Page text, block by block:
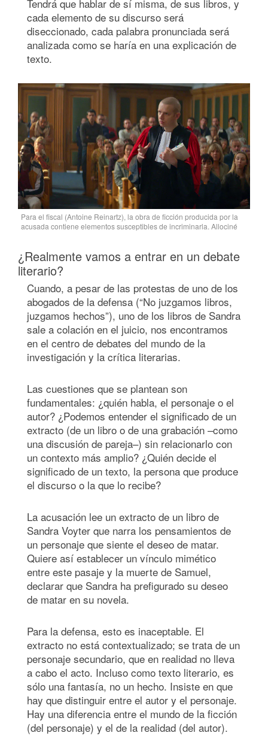
Tendrá que hablar de sí misma, de sus libros, y
cada elemento de su discurso será
diseccionado, cada palabra pronunciada será
analizada como se haría en una explicación de
texto.
Para el fiscal (Antoine Reinartz), la obra de ficción producida por la
acusada contiene elementos susceptibles de incriminarla. Allociné
¿Realmente vamos a entrar en un debate
literario?
Cuando, a pesar de las protestas de uno de los
abogados de la defensa (“No juzgamos libros,
juzgamos hechos”), uno de los libros de Sandra
sale a colación en el juicio, nos encontramos
en el centro de debates del mundo de la
investigación y la crítica literarias.
Las cuestiones que se plantean son
fundamentales: ¿quién habla, el personaje o el
autor? ¿Podemos entender el significado de un
extracto (de un libro o de una grabación –como
una discusión de pareja–) sin relacionarlo con
un contexto más amplio? ¿Quién decide el
significado de un texto, la persona que produce
el discurso o la que lo recibe?
La acusación lee un extracto de un libro de
Sandra Voyter que narra los pensamientos de
un personaje que siente el deseo de matar.
Quiere así establecer un vínculo mimético
entre este pasaje y la muerte de Samuel,
declarar que Sandra ha prefigurado su deseo
de matar en su novela.
Para la defensa, esto es inaceptable. El
extracto no está contextualizado; se trata de un
personaje secundario, que en realidad no lleva
a cabo el acto. Incluso como texto literario, es
sólo una fantasía, no un hecho. Insiste en que
hay que distinguir entre el autor y el personaje.
Hay una diferencia entre el mundo de la ficción
(del personaje) y el de la realidad (del autor).